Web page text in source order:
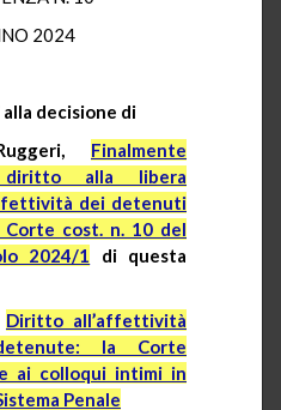
2024
decisione di
Finalmente
alla libera
dei detenuti
cost. n. 10 del
2024/1 di questa
Diritto all’affettività
la Corte
ai colloqui intimi in
Penale